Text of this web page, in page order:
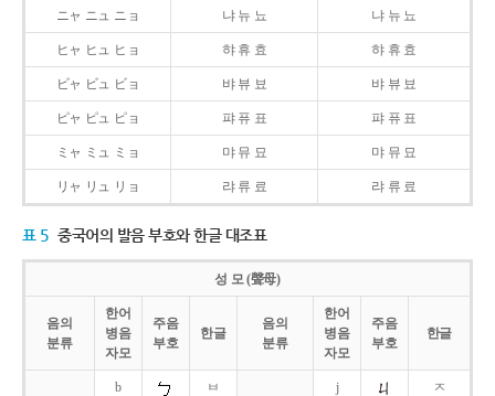
ニャ ニュ ニョ 냐 뉴 뇨 냐 뉴 뇨
ヒャ ヒュ ヒョ 햐 휴 효 햐 휴 효
ビャ ビュ ビョ 뱌 뷰 뵤 뱌 뷰 뵤
ピャ ピュ ピョ 퍄 퓨 표 퍄 퓨 표
ミャ ミュ ミョ 먀 뮤 묘 먀 뮤 묘
リャ リュ リョ 랴 류 료 랴 류 료
표 5 중국어의 발음 부호와 한글 대조표
성 모 (聲母)
음의
분류
한어
병음
자모
주음
부호
한글
음의
분류
한어
병음
자모
주음
부호
한글
b
ㅂ
j ㅈ